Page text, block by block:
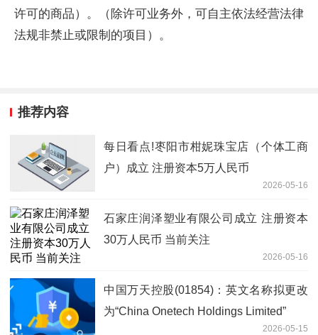
许可的商品）。（除许可业务外，可自主依法经营法律
法规非禁止或限制的项目）。
推荐内容
每日看点!枣阳市柑妮珠宝店（个体工商
户）成立 注册资本5万人民币
2026-05-16
石家庄润泽塑业有限公司成立 注册资本
30万人民币 当前关注
2026-05-16
中国万天控股(01854)：英文名称拟更改
为“China Onetech Holdings Limited”
2026-05-15